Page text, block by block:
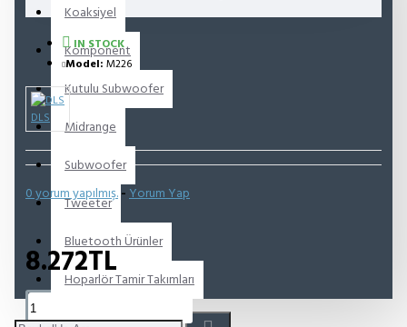
Koaksiyel
Komponent
Kutulu Subwoofer
Midrange
Subwoofer
Tweeter
Bluetooth Ürünler
Hoparlör Tamir Takımları
IN STOCK
Model: M226
DLS
0 yorum yapılmış. - Yorum Yap
8.272TL